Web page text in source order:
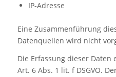
IP-Adresse
Eine Zusammenführung
Datenquellen wird nicht
Die Erfassung dieser
Art. 6 Abs. 1 lit. f DSGVO.